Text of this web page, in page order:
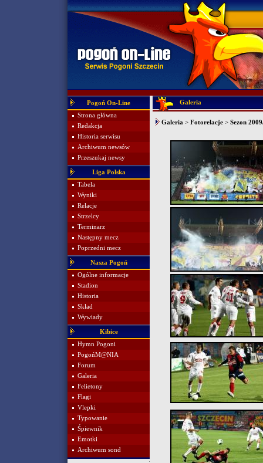
Pogoń On-Line
Strona główna
Redakcja
Historia serwisu
Archiwum newsów
Przeszukaj newsy
Liga Polska
Tabela
Wyniki
Relacje
Strzelcy
Terminarz
Następny mecz
Poprzedni mecz
Nasza Pogoń
Ogólne informacje
Stadion
Historia
Skład
Wywiady
Kibice
Hymn Pogoni
PogońM@NIA
Forum
Galeria
Felietony
Flagi
Vlepki
Typowanie
Śpiewnik
Emotki
Archiwum sond
Galeria
Galeria > Fotorelacje > Sezon